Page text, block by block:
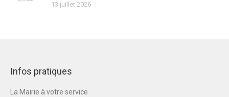
13 juillet 2026
Infos pratiques
La Mairie à votre service